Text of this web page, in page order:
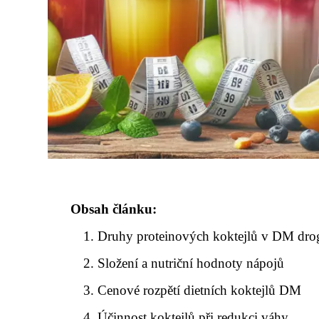
Obsah článku:
Druhy proteinových koktejlů v DM
Složení a nutriční hodnoty nápojů
Cenové rozpětí dietních koktejlů DM